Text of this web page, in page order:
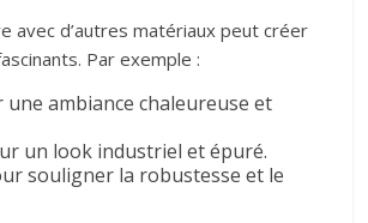
avec d’autres matériaux peut créer
Par exemple :
une ambiance chaleureuse et
un look industriel et épuré.
souligner la robustesse et le